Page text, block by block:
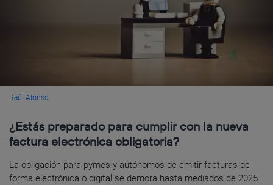
Raúl Alonso
¿Estás preparado para cumplir con la nueva
factura electrónica obligatoria?
La obligación para pymes y autónomos de emitir facturas de
forma electrónica o digital se demora hasta mediados de 2025.